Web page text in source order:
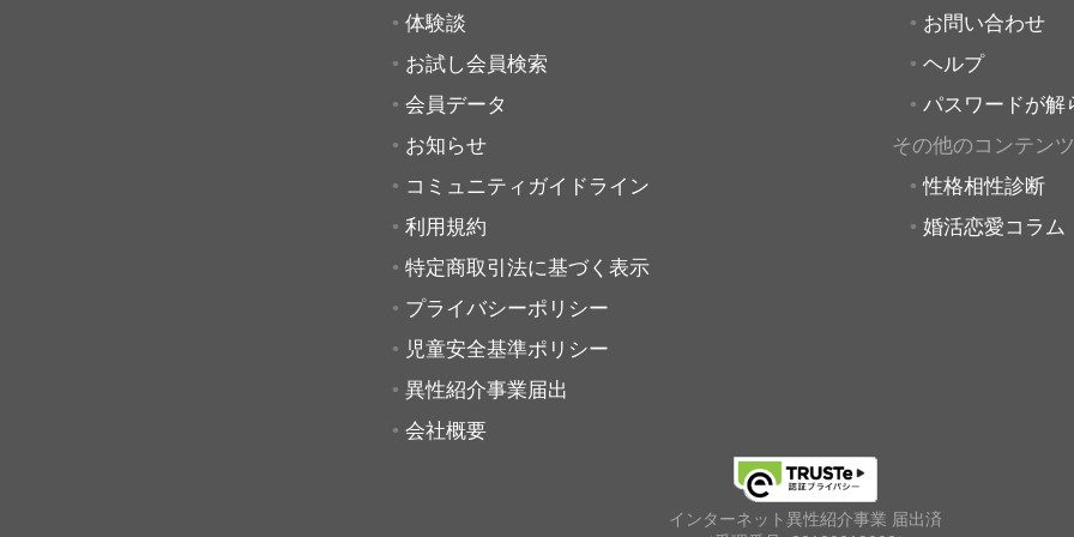
体験談
お試し会員検索
会員データ
お知らせ
コミュニティガイドライン
利用規約
特定商取引法に基づく表示
プライバシーポリシー
児童安全基準ポリシー
異性紹介事業届出
会社概要
お問い合わせ
ヘルプ
パスワードが解
その他のコンテンツ
性格相性診断
婚活恋愛コラム
インターネット異性紹介事業 届出済